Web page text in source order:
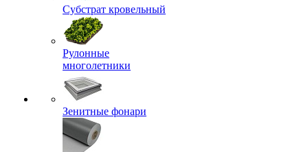
Субстрат кровельный
Рулонные
многолетники
Зенитные фонари